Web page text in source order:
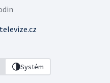
Systém